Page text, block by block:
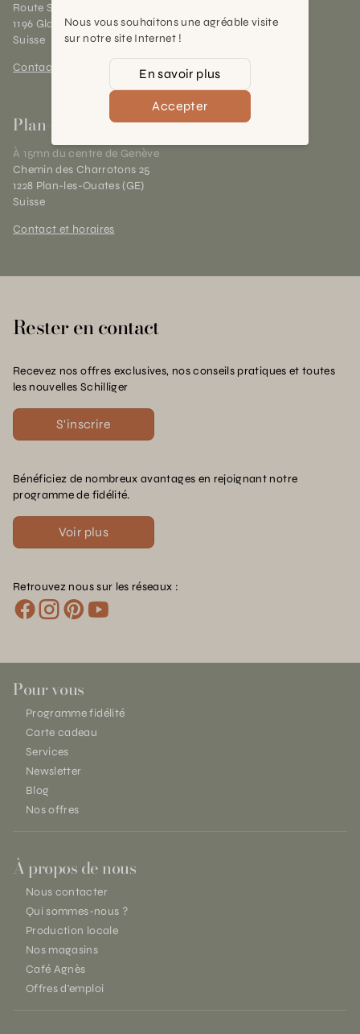
Route Suisse 40
1196 Gland (VD)
Suisse
Contact et horaires
Plan-les-Ouates
À 15mn du centre de Genève
Chemin des Charrotons 25
1228 Plan-les-Ouates (GE)
Suisse
Contact et horaires
Rester en contact
Recevez nos offres exclusives, nos conseils pratiques et toutes
les nouvelles Schilliger
S'inscrire
Bénéficiez de nombreux avantages en rejoignant notre
programme de fidélité.
Voir plus
Retrouvez nous sur les réseaux :
Pour vous
Programme fidélité
Carte cadeau
Services
Newsletter
Blog
Nos offres
À propos de nous
Nous contacter
Qui sommes-nous ?
Production locale
Nos magasins
Café Agnès
Offres d'emploi
Nous vous souhaitons une agréable visite
sur notre site Internet !
En savoir plus
Accepter